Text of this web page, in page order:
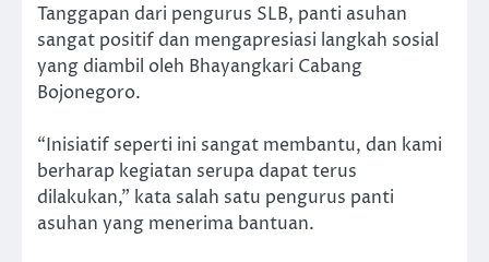
Tanggapan dari pengurus SLB, panti asuhan
sangat positif dan mengapresiasi langkah sosial
yang diambil oleh Bhayangkari Cabang
Bojonegoro.
“Inisiatif seperti ini sangat membantu, dan kami
berharap kegiatan serupa dapat terus
dilakukan,” kata salah satu pengurus panti
asuhan yang menerima bantuan.